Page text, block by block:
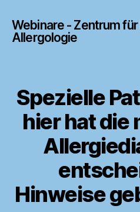
Webinare - Zentrum für
Allergologie
Spezielle
hier hat die
Hinweise